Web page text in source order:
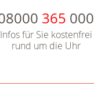
365 000
Infos für Sie kostenfrei
rund um die Uhr